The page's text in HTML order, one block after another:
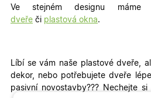
Ve stejném designu
dveře či plastová okna.
Líbí se vám naše plastové dveře,
dekor, nebo potřebujete dveře
pasivní novostavby???
Nechejte